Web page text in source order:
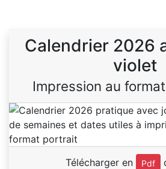
Calendrier 2026
violet
Impression au
Télécharger en Pdf